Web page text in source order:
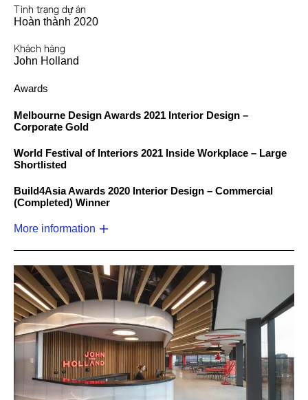
Tình trạng dự án
Hoàn thành 2020
Khách hàng
John Holland
Awards
Melbourne Design Awards 2021 Interior Design –
Corporate Gold
World Festival of Interiors 2021 Inside Workplace – Large
Shortlisted
Build4Asia Awards 2020 Interior Design – Commercial
(Completed) Winner
More information